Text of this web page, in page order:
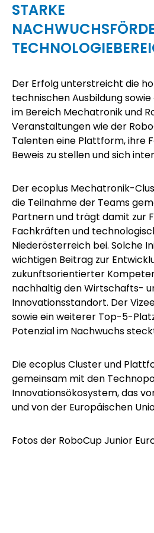
STARKE
Der Erfolg unterstreicht die
technischen Ausbildung
im Bereich Mechatronik und
Veranstaltungen wie der
Talenten eine Plattform, ihre
Beweis zu stellen und sich
Derecoplus Mechatronik-
die Teilnahme der Teams
Partnern und trägt damit zur
Fachkräften und
Niederösterreich bei. Solche
wichtigen Beitrag zur
zukunftsorientierter
nachhaltig den Wirtschafts-
Innovationsstandort. Der
sowie ein weiterer Top-5-
Potenzial im Nachwuchs
DieecoplusCluster und
gemeinsam mit den
Innovationsökosystem, das
und von der Europäischen
Fotos der RoboCup Junior